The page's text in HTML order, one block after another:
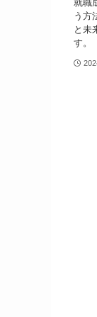
就職
う方
と未
す。